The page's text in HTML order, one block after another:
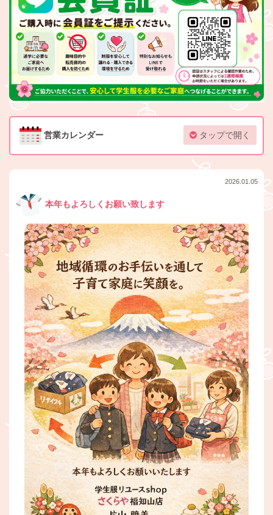
営業カレンダー タップで開く
2026.01.05
本年もよろしくお願い致します